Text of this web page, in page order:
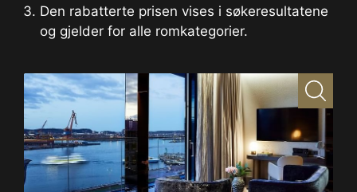
Den rabatterte prisen vises i søkeresultatene
og gjelder for alle romkategorier.